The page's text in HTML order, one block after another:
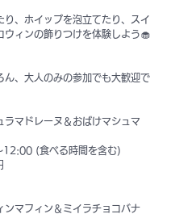
り、ホイップを泡立てたり、スイ
ウィンの飾りつけを体験しよう🧁
ん、大人のみの参加でも大歓迎で
ラマドレーヌ＆おばけマシュマ
12:00 (食べる時間を含む)
ンマフィン＆ミイラチョコバナ